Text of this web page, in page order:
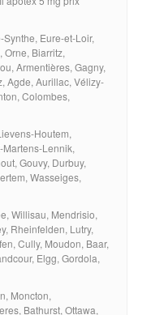
Eure-et-Loir,
Orne, Biarritz,
Armentières, Gagny,
Agde, Aurillac, Vélizy-
Colombes,
Houtem,
Lennik,
Gouvy, Durbuy,
Wasseiges,
Willisau, Mendrisio,
Rheinfelden, Lutry,
Cully, Moudon, Baar,
Elgg, Gordola,
Moncton,
Bathurst, Ottawa,